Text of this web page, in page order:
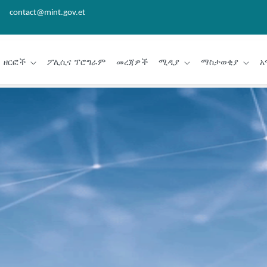
contact@mint.gov.et
ዘርፎች ፖሊሲና ፕሮግራም መረጃዎች ሚዲያ ማስታወቂያ